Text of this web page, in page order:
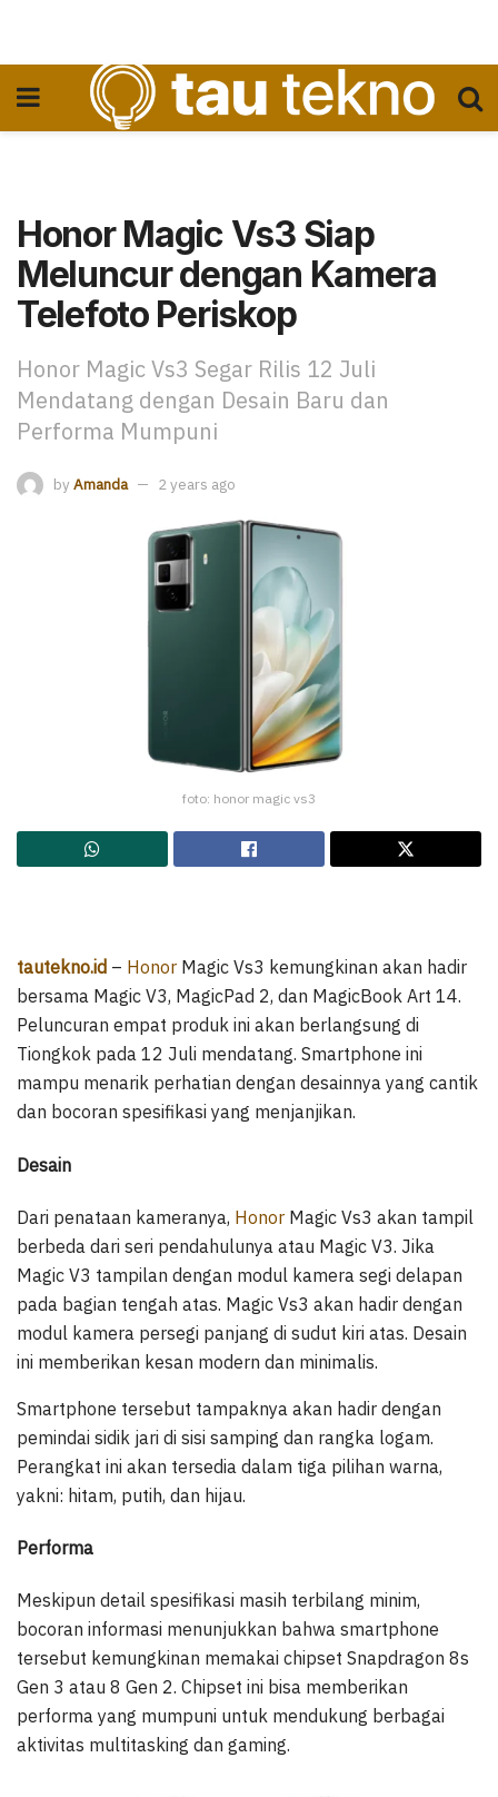
Honor Magic Vs3 Siap
Meluncur dengan Kamera
Telefoto Periskop
Honor Magic Vs3 Segar Rilis 12 Juli
Mendatang dengan Desain Baru dan
Performa Mumpuni
by Amanda 2 years ago
foto: honor magic vs3
tautekno.id – Honor Magic Vs3 kemungkinan akan hadir
bersama Magic V3, MagicPad 2, dan MagicBook Art 14.
Peluncuran empat produk ini akan berlangsung di
Tiongkok pada 12 Juli mendatang. Smartphone ini
mampu menarik perhatian dengan desainnya yang cantik
dan bocoran spesifikasi yang menjanjikan.
Desain
Dari penataan kameranya, Honor Magic Vs3 akan tampil
berbeda dari seri pendahulunya atau Magic V3. Jika
Magic V3 tampilan dengan modul kamera segi delapan
pada bagian tengah atas. Magic Vs3 akan hadir dengan
modul kamera persegi panjang di sudut kiri atas. Desain
ini memberikan kesan modern dan minimalis.
Smartphone tersebut tampaknya akan hadir dengan
pemindai sidik jari di sisi samping dan rangka logam.
Perangkat ini akan tersedia dalam tiga pilihan warna,
yakni: hitam, putih, dan hijau.
Performa
Meskipun detail spesifikasi masih terbilang minim,
bocoran informasi menunjukkan bahwa smartphone
tersebut kemungkinan memakai chipset Snapdragon 8s
Gen 3 atau 8 Gen 2. Chipset ini bisa memberikan
performa yang mumpuni untuk mendukung berbagai
aktivitas multitasking dan gaming.